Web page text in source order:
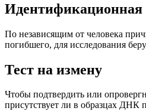
Идентификационная
По независящим от человека
погибшего, для исследования
Тест на измену
Чтобы подтвердить или
присутствует ли в образцах ДНК